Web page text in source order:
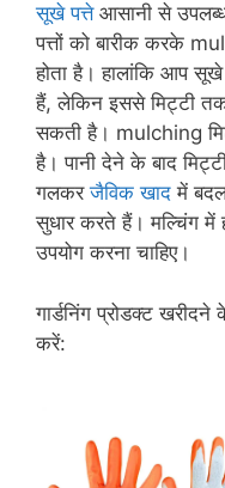
सूखे पत्तेआसानी से
पत्तों को बारीक करके
होता है। हालांकि आप
हैं, लेकिन इससे मिट्टी
सकती है। mulching
है। पानी देने के बाद
गलकरजैविक खाद में
सुधार करते हैं। मल्चिंग में
उपयोग करना चाहिए।
गार्डनिंग प्रोडक्ट
करें: